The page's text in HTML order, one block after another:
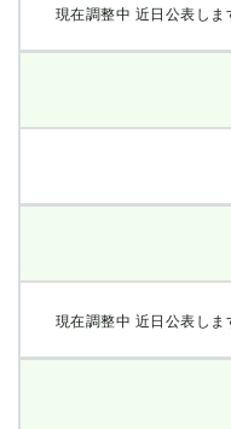
現在調整中 近日公表し
現在調整中 近日公表し